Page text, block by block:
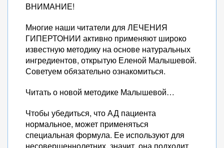
ВНИМАНИЕ!
Многие наши читатели для ЛЕЧЕНИЯ
ГИПЕРТОНИИ активно применяют широко
известную методику на основе натуральных
ингредиентов, открытую Еленой Малышевой.
Советуем обязательно ознакомиться.
Читать о новой методике Малышевой…
Чтобы убедиться, что АД пациента
нормальное, может применяться
специальная формула. Ее используют для